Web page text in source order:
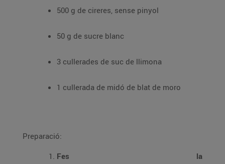
500 g de cireres, sense pinyol
50 g de sucre blanc
3 cullerades de suc de llimona
1 cullerada de midó de blat de moro
Preparació:
Fes la